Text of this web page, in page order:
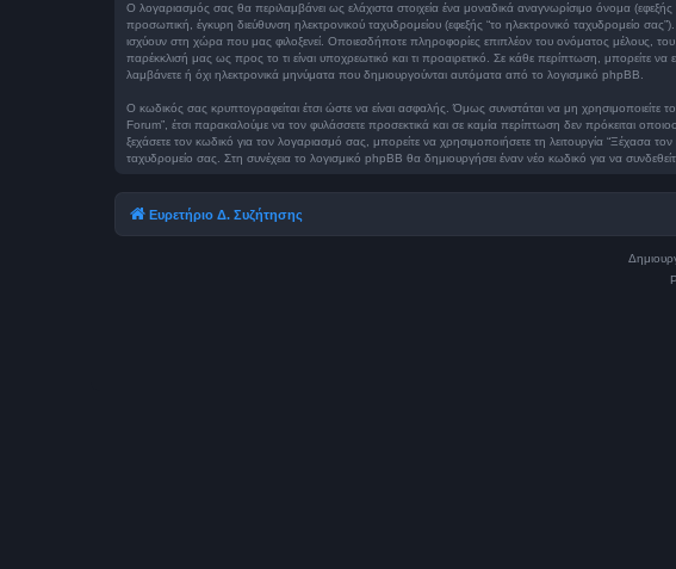
Ο λογαριασμός σας θα περιλαμβάνει ως ελάχιστα στοιχεία ένα μοναδικά αναγνωρίσιμο όνομα
προσωπική, έγκυρη διεύθυνση ηλεκτρονικού ταχυδρομείου (εφεξής “το ηλεκτρονικό ταχυδρομείο
ισχύουν στη χώρα που μας φιλοξενεί. Οποιεσδήποτε πληροφορίες επιπλέον του ονόματος μέλους,
παρέκκλισή μας ως προς το τι είναι υποχρεωτικό και τι προαιρετικό. Σε κάθε περίπτωση, μπορείτε
λαμβάνετε ή όχι ηλεκτρονικά μηνύματα που δημιουργούνται αυτόματα από το λογισμικό phpBB.
Ο κωδικός σας κρυπτογραφείται έτσι ώστε να είναι ασφαλής. Όμως συνιστάται να μη
Forum”, έτσι παρακαλούμε να τον φυλάσσετε προσεκτικά και σε καμία περίπτωση δεν πρόκειται
ξεχάσετε τον κωδικό για τον λογαριασμό σας, μπορείτε να χρησιμοποιήσετε τη λειτουργία “Ξέχασα
ταχυδρομείο σας. Στη συνέχεια το λογισμικό phpBB θα δημιουργήσει έναν νέο κωδικό για να
Ευρετήριο Δ. Συζήτησης